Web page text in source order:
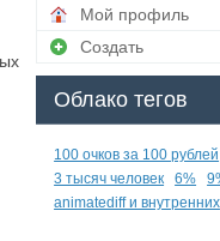
Мой профиль
Создать
Облако тегов
100 очков за 100 рублей
3 тысяч человек
6%
animatediff и внутренних